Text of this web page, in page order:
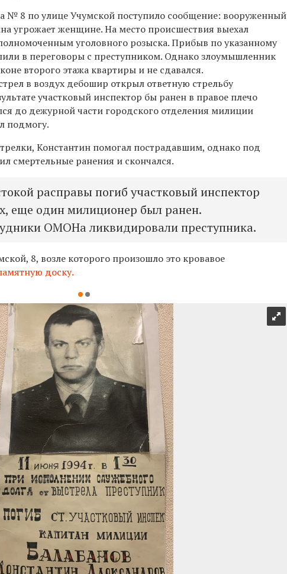
№ 8 по улице Учумской поступило сообщение: вооруженный
угрожает женщине. На место происшествия выехал
уголовного розыска. Прибыв по указанному
в переговоры с преступником. Однако злоумышленник
второго этажа квартиры и не сдавался.
в воздух дебошир открыл ответную стрельбу
участковый инспектор бы ранен в правое плечо
до дежурной части городского отделения милиции
подмогу.
Константин помогал пострадавшим, однако под
смертельные ранения и скончался.
расправы погиб участковый инспектор
еще один милиционер был ранен.
ОМОНа ликвидировали преступника.
8, возле которого произошло это кровавое
доску.